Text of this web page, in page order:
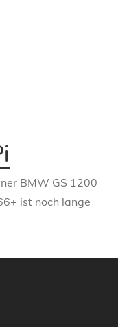
BMW GS 1200
ist noch lange